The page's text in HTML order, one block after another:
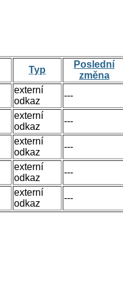
Typ
Poslední
změna
externí
odkaz
---
externí
odkaz
---
externí
odkaz
---
externí
odkaz
---
externí
odkaz
---